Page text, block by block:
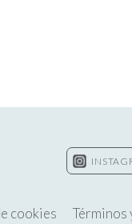
cookies Términos